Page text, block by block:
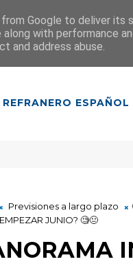
REFRANERO ESPAÑOL
Previsiones a largo plazo
JUNIO? 🧐😐
Google to deliver its
along with performance
and address abuse.